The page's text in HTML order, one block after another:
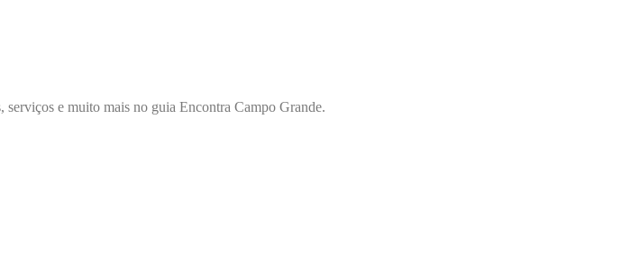
e muito mais no guia Encontra Campo Grande.